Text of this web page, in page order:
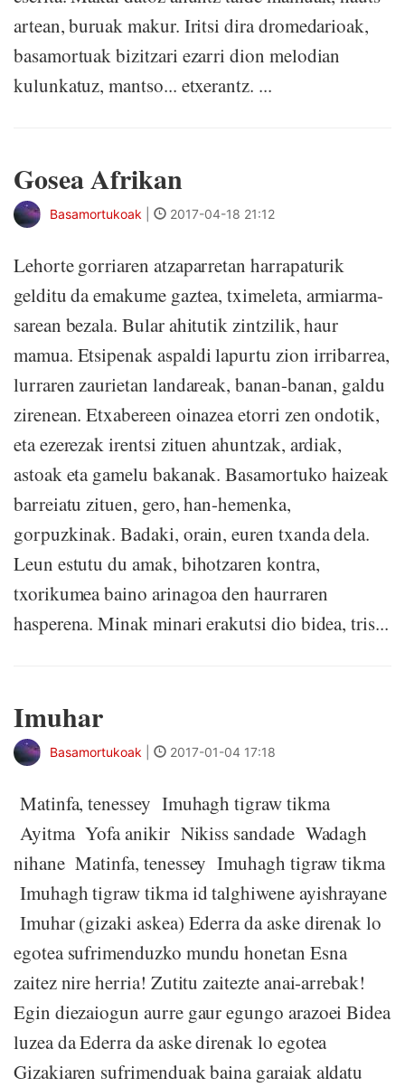
artean, buruak makur. Iritsi dira dromedarioak,
basamortuak bizitzari ezarri dion melodian
kulunkatuz, mantso... etxerantz. ...
Gosea Afrikan
Basamortukoak 2017-04-18 21:12
Lehorte gorriaren atzaparretan harrapaturik
gelditu da emakume gaztea, tximeleta, armiarma-
sarean bezala. Bular ahitutik zintzilik, haur
mamua. Etsipenak aspaldi lapurtu zion irribarrea,
lurraren zaurietan landareak, banan-banan, galdu
zirenean. Etxabereen oinazea etorri zen ondotik,
eta ezerezak irentsi zituen ahuntzak, ardiak,
astoak eta gamelu bakanak. Basamortuko haizeak
barreiatu zituen, gero, han-hemenka,
gorpuzkinak. Badaki, orain, euren txanda dela.
Leun estutu du amak, bihotzaren kontra,
txorikumea baino arinagoa den haurraren
hasperena. Minak minari erakutsi dio bidea, tris...
Imuhar
Basamortukoak 2017-01-04 17:18
Matinfa, tenessey Imuhagh tigraw tikma
Ayitma Yofa anikir Nikiss sandade Wadagh
nihane Matinfa, tenessey Imuhagh tigraw tikma
Imuhagh tigraw tikma id talghiwene ayishrayane
Imuhar (gizaki askea) Ederra da aske direnak lo
egotea sufrimenduzko mundu honetan Esna
zaitez nire herria! Zutitu zaitezte anai-arrebak!
Egin diezaiogun aurre gaur egungo arazoei Bidea
luzea da Ederra da aske direnak lo egotea
Gizakiaren sufrimenduak baina garaiak aldatu